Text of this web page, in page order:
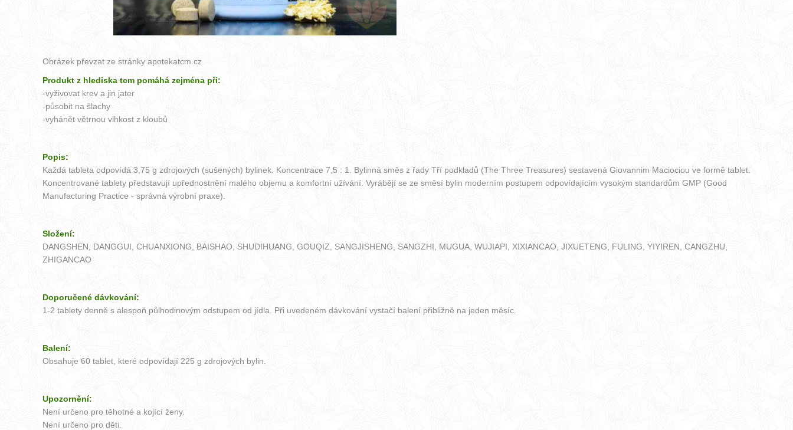
Obrázek převzat ze stránky apotekatcm.cz
Produkt z hlediska tcm pomáhá zejména při:
-vyživovat krev a jin jater
-působit na šlachy
-vyhánět větrnou vlhkost z kloubů
Popis:
Každá tableta odpovídá 3,75 g zdrojových (sušených) bylinek. Koncentrace 7,5 : 1. Bylinná směs z řady Tří podkladů (The Three Treasures) sestavená Giovannim Maciociou ve formě tablet.
Koncentrované tablety představují upřednostnění malého objemu a komfortní užívání. Vyrábějí se ze směsí bylin moderním postupem odpovídajícím vysokým standardům GMP (Good
Manufacturing Practice - správná výrobní praxe).
Složení:
DANGSHEN, DANGGUI, CHUANXIONG, BAISHAO, SHUDIHUANG, GOUQIZ, SANGJISHENG, SANGZHI, MUGUA, WUJIAPI, XIXIANCAO, JIXUETENG, FULING, YIYIREN, CANGZHU,
ZHIGANCAO
Doporučené dávkování:
1-2 tablety denně s alespoň půlhodinovým odstupem od jídla. Při uvedeném dávkování vystačí balení přibližně na jeden měsíc.
Balení:
Obsahuje 60 tablet, které odpovídají 225 g zdrojových bylin.
Upozornění:
Není určeno pro těhotné a kojící ženy.
Není určeno pro děti.